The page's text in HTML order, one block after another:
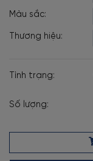
Màu sắc:
Thương hiệu:
Tình trạng:
Số lượng: